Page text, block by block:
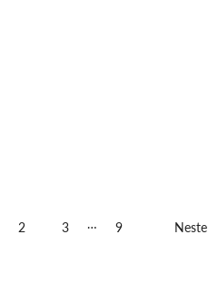
2 3 … 9 Neste